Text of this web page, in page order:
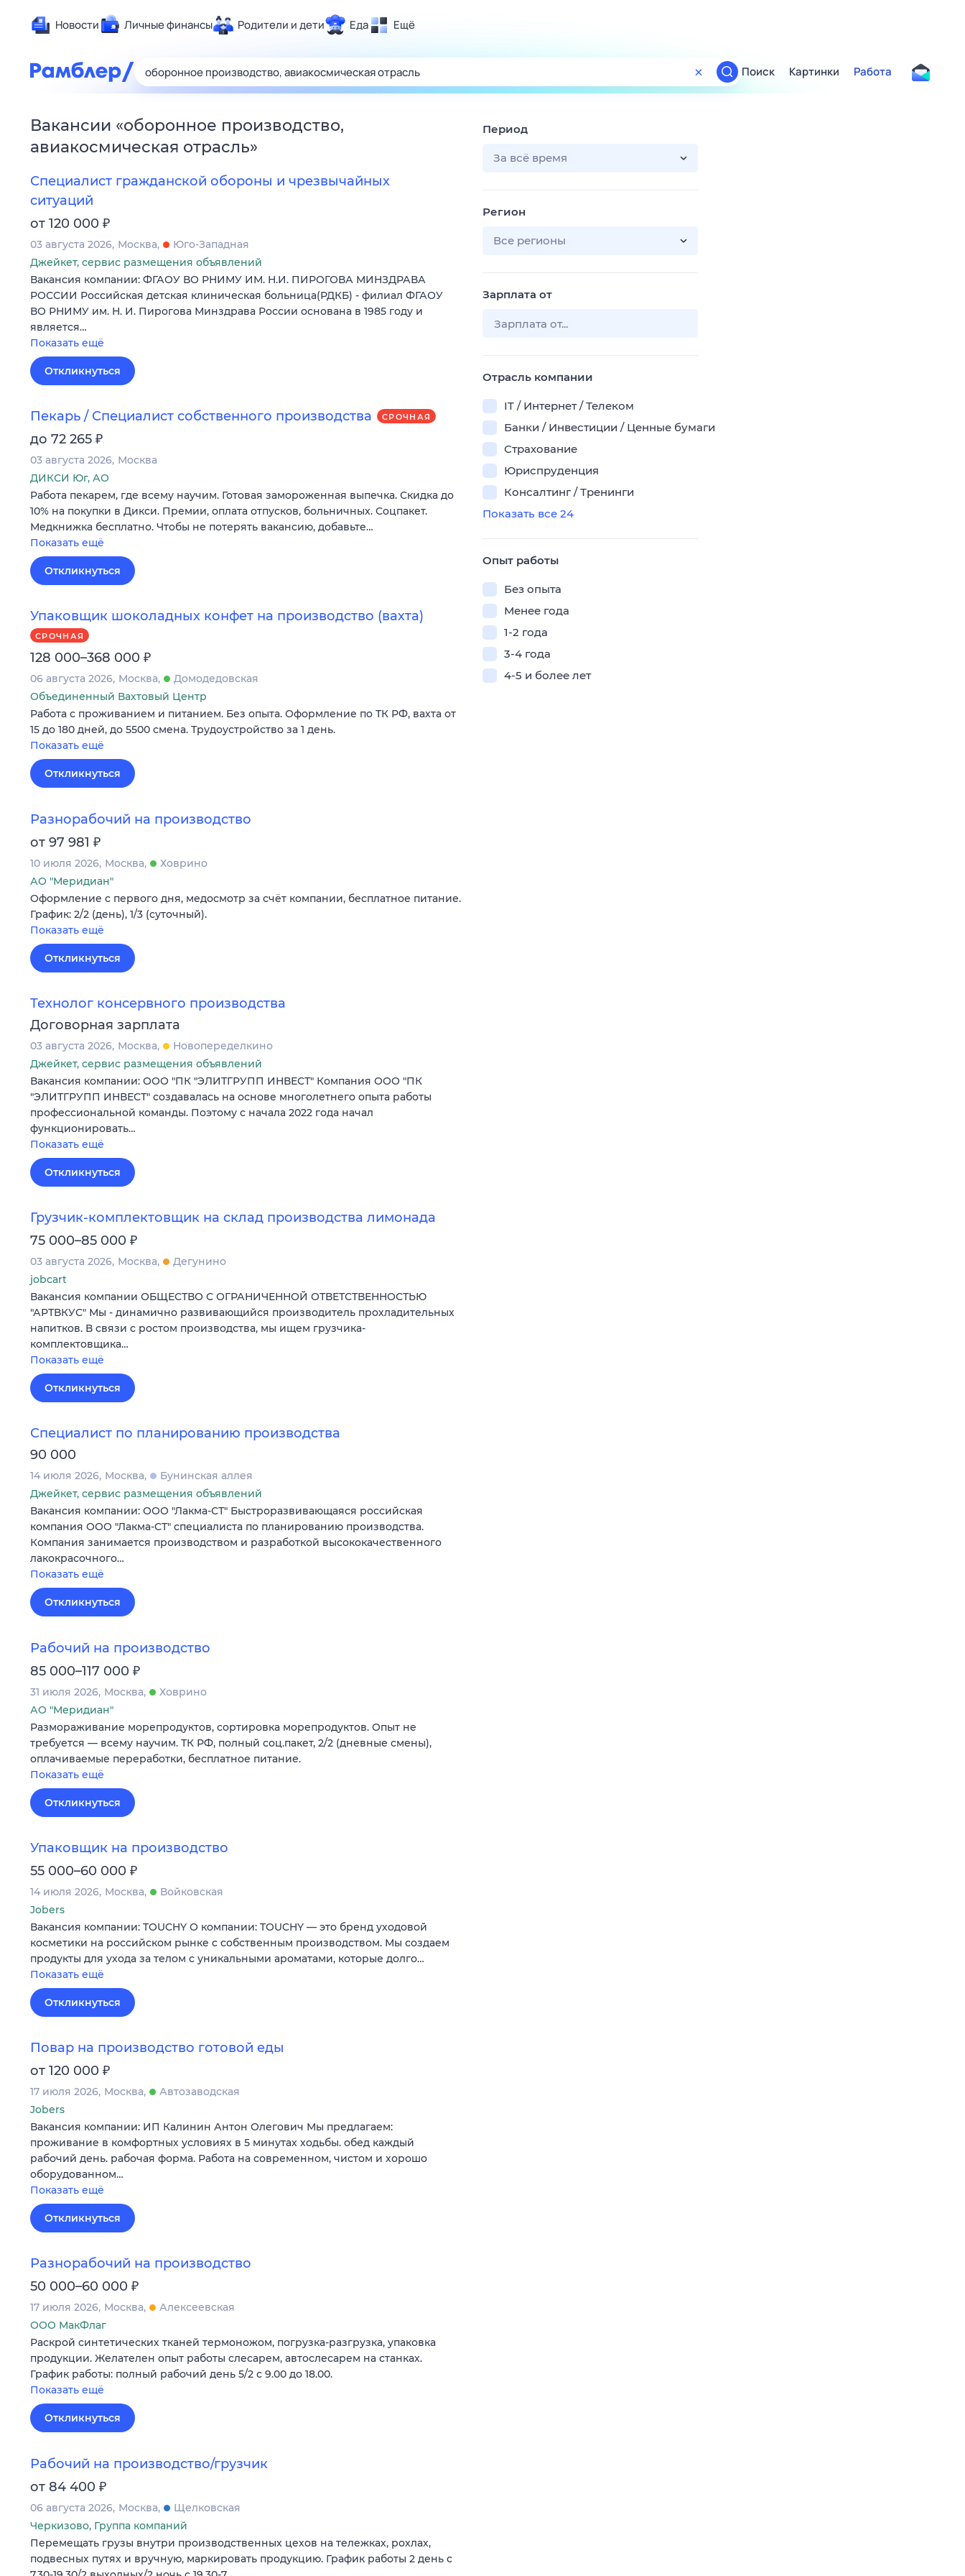
Новости Личные финансы Родители и дети Еда Ещё
Здоровье
Развлечения и отдых
Спорт
Авто
Поиск
ТВ-программа
Поиск Картинки Работа
Вакансии «оборонное производство,
авиакосмическая отрасль»
Специалист гражданской обороны и чрезвычайных
ситуаций
от 120 000 ₽
03 августа 2026 Москва
Юго-Западная
Джейкет, сервис размещения объявлений
Вакансия компании: ФГАОУ ВО РНИМУ ИМ. Н.И. ПИРОГОВА МИНЗДРАВА
РОССИИ Российская детская клиническая больница(РДКБ) - филиал ФГАОУ
ВО РНИМУ им. Н. И. Пирогова Минздрава России основана в 1985 году и
является…
Показать ещё
Откликнуться
Пекарь / Специалист собственного производства СРОЧНАЯ
до 72 265 ₽
03 августа 2026 Москва
ДИКСИ Юг, АО
Работа пекарем, где всему научим. Готовая замороженная выпечка. Скидка до
10% на покупки в Дикси. Премии, оплата отпусков, больничных. Соцпакет.
Медкнижка бесплатно. Чтобы не потерять вакансию, добавьте…
Показать ещё
Откликнуться
Упаковщик шоколадных конфет на производство (вахта)
СРОЧНАЯ
128 000–368 000 ₽
06 августа 2026 Москва
Домодедовская
Объединенный Вахтовый Центр
Работа с проживанием и питанием. Без опыта. Оформление по ТК РФ, вахта от
15 до 180 дней, до 5500 смена. Трудоустройство за 1 день.
Показать ещё
Откликнуться
Разнорабочий на производство
от 97 981 ₽
10 июля 2026 Москва
Ховрино
АО "Меридиан"
Оформление c первого дня, медосмотр за счёт компании, бесплатное питание.
График: 2/2 (день), 1/3 (суточный).
Показать ещё
Откликнуться
Технолог консервного производства
Договорная зарплата
03 августа 2026 Москва
Новопеределкино
Джейкет, сервис размещения объявлений
Вакансия компании: ООО "ПК "ЭЛИТГРУПП ИНВЕСТ" Компания ООО "ПК
"ЭЛИТГРУПП ИНВЕСТ" создавалась на основе многолетнего опыта работы
профессиональной команды. Поэтому с начала 2022 года начал
функционировать…
Показать ещё
Откликнуться
Грузчик-комплектовщик на склад производства лимонада
75 000–85 000 ₽
03 августа 2026 Москва
Дегунино
jobcart
Вакансия компании ОБЩЕСТВО С ОГРАНИЧЕННОЙ ОТВЕТСТВЕННОСТЬЮ
"АРТВКУС" Мы - динамично развивающийся производитель прохладительных
напитков. В связи с ростом производства, мы ищем грузчика-
комплектовщика…
Показать ещё
Откликнуться
Специалист по планированию производства
90 000
14 июля 2026 Москва
Бунинская аллея
Джейкет, сервис размещения объявлений
Вакансия компании: ООО "Лакма-СТ" Быстроразвивающаяся российская
компания ООО "Лакма-СТ" специалиста по планированию производства.
Компания занимается производством и разработкой высококачественного
лакокрасочного…
Показать ещё
Откликнуться
Рабочий на производство
85 000–117 000 ₽
31 июля 2026 Москва
Ховрино
АО "Меридиан"
Размораживание морепродуктов, сортировка морепродуктов. Опыт не
требуется — всему научим. ТК РФ, полный соц.пакет, 2/2 (дневные смены),
оплачиваемые переработки, бесплатное питание.
Показать ещё
Откликнуться
Упаковщик на производство
55 000–60 000 ₽
14 июля 2026 Москва
Войковская
Jobers
Вакансия компании: TOUCHY О компании: TOUCHY — это бренд уходовой
косметики на российском рынке с собственным производством. Мы создаем
продукты для ухода за телом с уникальными ароматами, которые долго…
Показать ещё
Откликнуться
Повар на производство готовой еды
от 120 000 ₽
17 июля 2026 Москва
Автозаводская
Jobers
Вакансия компании: ИП Калинин Антон Олегович Мы предлагаем:
проживание в комфортных условиях в 5 минутах ходьбы. обед каждый
рабочий день. рабочая форма. Работа на современном, чистом и хорошо
оборудованном…
Показать ещё
Откликнуться
Разнорабочий на производство
50 000–60 000 ₽
17 июля 2026 Москва
Алексеевская
ООО МакФлаг
Раскрой синтетических тканей термоножом, погрузка-разгрузка, упаковка
продукции. Желателен опыт работы слесарем, автослесарем на станках.
График работы: полный рабочий день 5/2 с 9.00 до 18.00.
Показать ещё
Откликнуться
Рабочий на производство/грузчик
от 84 400 ₽
06 августа 2026 Москва
Щелковская
Черкизово, Группа компаний
Перемещать грузы внутри производственных цехов на тележках, рохлах,
подвесных путях и вручную, маркировать продукцию. График работы 2 день с
Период
За всё время
Регион
Все регионы
Зарплата от
Отрасль компании
IT / Интернет / Телеком
Банки / Инвестиции / Ценные бумаги
Страхование
Юриспруденция
Консалтинг / Тренинги
Показать все 24
Опыт работы
Без опыта
Менее года
1-2 года
3-4 года
4-5 и более лет